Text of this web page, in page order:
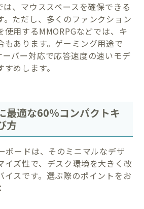
、マウススペースを確保できる
。ただし、多くのファンクション
使用するMMORPGなどでは、キ
もあります。ゲーミング用途で
バー対応で応答速度の速いモデ
めします。
最適な60%コンパクトキ
方
ボードは、そのミニマルなデザ
イズ性で、デスク環境を大きく改
イスです。選ぶ際のポイントをお